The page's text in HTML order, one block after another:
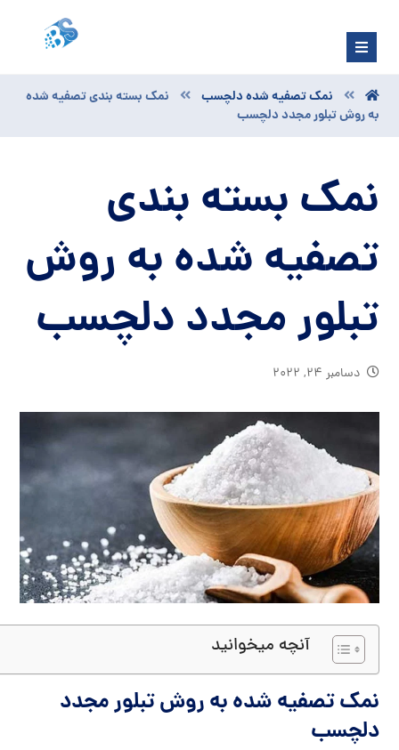
نمک تصفیه شده دلچسب
نمک بسته بندی تصفیه شده
به روش تبلور مجدد دلچسب
نمک بسته بندی
تصفیه شده به روش
تبلور مجدد دلچسب
دسامبر ۲۴, ۲۰۲۲
آنچه میخوانید
نمک تصفیه شده به روش تبلور مجدد
دلچسب